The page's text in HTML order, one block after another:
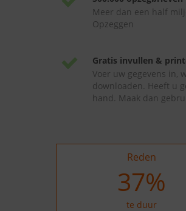
Meer dan een half
Opzeggen
Gratis invullen &
Voer uw gegevens in,
downloaden. Heeft u
hand. Maak dan
Reden
37%
te duur